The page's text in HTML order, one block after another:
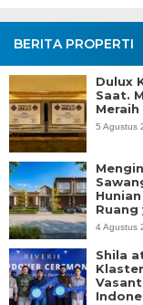
BERITA PROPERTI
Dulux
Saat.
5 Agustus
Ruang
4 Agustus
Shila